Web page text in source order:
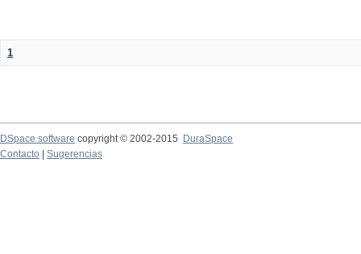
1
DSpace software copyright © 2002-2015
DuraSpace
Contacto
Sugerencias